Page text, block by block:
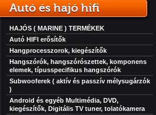
Autó és hajó hifi
HAJÓS ( MARINE ) TERMÉKEK
Autó HIFI erősítők
Hangprocesszorok, kiegészítők
Hangszórók, hangszórószettek, komponens
elemek, típusspecifikus hangszórók
Subwooferek ( aktív és passzív mélysugárzók
)
Android és egyéb Multimédia, DVD,
kiegészítők, Digitális TV tuner, tolatókamera